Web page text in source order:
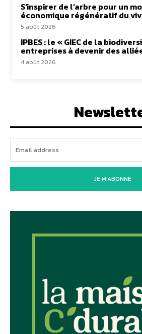
S’inspirer de l’arbre pour un
économique régénératif du
5 août 2026
IPBES : le « GIEC de la
entreprises à devenir des
4 août 2026
JE M'ABONNE